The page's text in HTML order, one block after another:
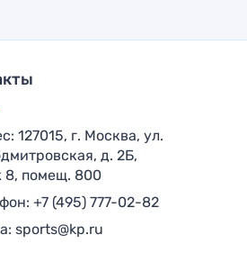
127015, г. Москва, ул.
д. 2Б,
8, помещ. 800
+7 (495) 777-02-82
sports@kp.ru